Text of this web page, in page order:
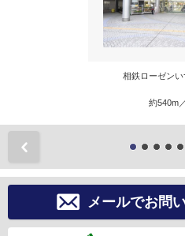
相鉄ローゼン
約540m
メールでお問